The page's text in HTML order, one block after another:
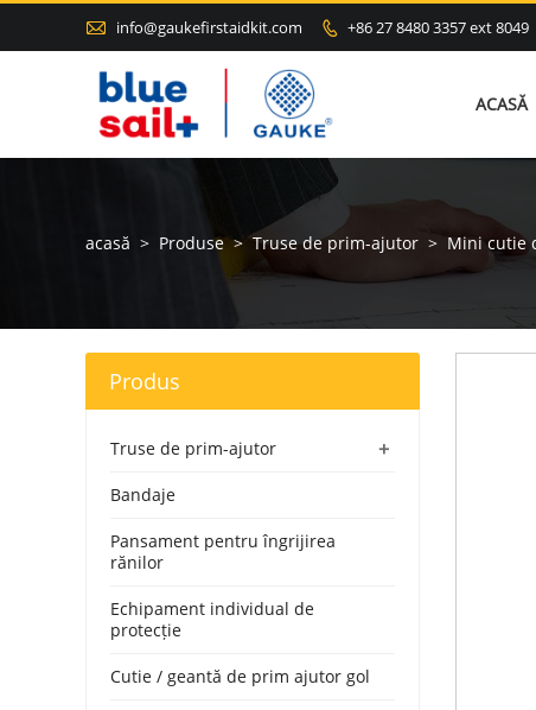
 info@gaukefirstaidkit.com  +86 27 8480 3357 ext 8049
ACASĂ
acasă > Produse > Truse de prim-ajutor > Mini cutie
Produs
+
Truse de prim-ajutor
Bandaje
Pansament pentru îngrijirea
rănilor
Echipament individual de
protecție
Cutie / geantă de prim ajutor gol